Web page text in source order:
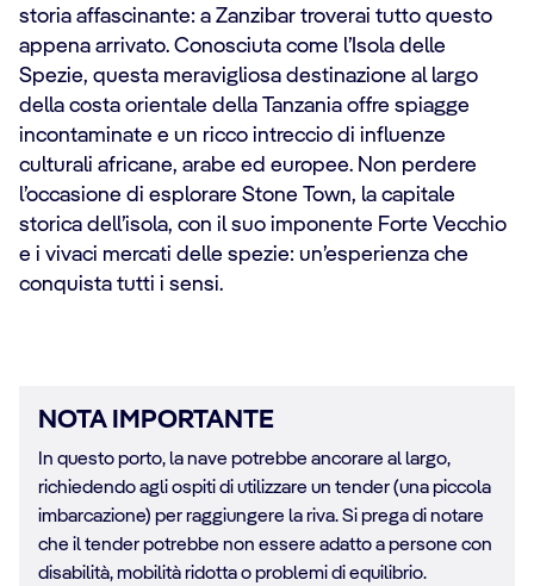
storia affascinante: a Zanzibar troverai tutto questo
appena arrivato. Conosciuta come l’Isola delle
Spezie, questa meravigliosa destinazione al largo
della costa orientale della Tanzania offre spiagge
incontaminate e un ricco intreccio di influenze
culturali africane, arabe ed europee. Non perdere
l’occasione di esplorare Stone Town, la capitale
storica dell’isola, con il suo imponente Forte Vecchio
e i vivaci mercati delle spezie: un’esperienza che
conquista tutti i sensi.
NOTA IMPORTANTE
In questo porto, la nave potrebbe ancorare al largo,
richiedendo agli ospiti di utilizzare un tender (una piccola
imbarcazione) per raggiungere la riva. Si prega di notare
che il tender potrebbe non essere adatto a persone con
disabilità, mobilità ridotta o problemi di equilibrio.